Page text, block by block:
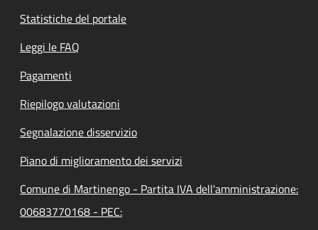
Statistiche del portale
Leggi le FAQ
Pagamenti
Riepilogo valutazioni
Segnalazione disservizio
Piano di miglioramento dei servizi
Comune di Martinengo - Partita IVA dell'amministrazione:
00683770168 - PEC: